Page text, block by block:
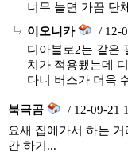
너무 놀면 가끔 단
이오니카
/ 12-
디아블로2는 같은
치가 적용됐는데
다니 버스가 더욱
북극곰
/ 12-09-21
요새 집에가서 하는
간 하기...